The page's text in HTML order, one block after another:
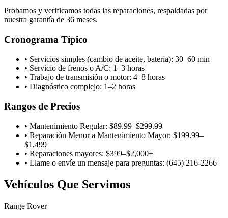
Probamos y verificamos todas las reparaciones, respaldadas por
nuestra garantía de 36 meses.
Cronograma Típico
• Servicios simples (cambio de aceite, batería): 30–60 min
• Servicio de frenos o A/C: 1–3 horas
• Trabajo de transmisión o motor: 4–8 horas
• Diagnóstico complejo: 1–2 horas
Rangos de Precios
• Mantenimiento Regular: $89.99–$299.99
• Reparación Menor a Mantenimiento Mayor: $199.99–
$1,499
• Reparaciones mayores: $399–$2,000+
• Llame o envíe un mensaje para preguntas: (645) 216-2266
Vehículos Que Servimos
Range Rover